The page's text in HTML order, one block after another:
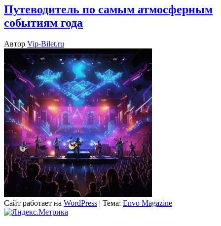
Путеводитель по самым атмосферным
событиям года
Автор Vip-Bilet.ru
Сайт работает на WordPress | Тема: Envo Magazine